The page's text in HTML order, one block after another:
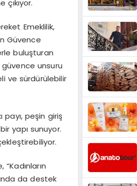
çıkıyor.
Emeklilik,
Güvence
buluşturan
güvence unsuru
ve sürdürülebilir
payı, peşin giriş
yapı sunuyor.
da destek